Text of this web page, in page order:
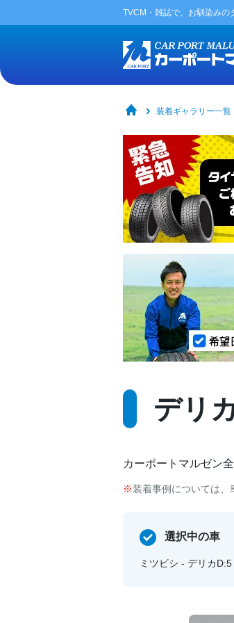
TVCM・雑誌で、お馴染みの
装着ギャラリー一覧
デリ
カーポートマルゼン
装着事例については、
選択中の車
ミツビシ - デリカ